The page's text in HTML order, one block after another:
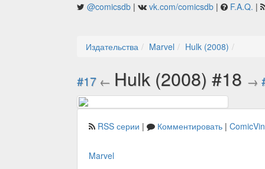
@comicsdb | vk.com/comicsdb | F.A.Q. |
Издательства Marvel Hulk (2008)
#17 ← Hulk (2008) #18 →
RSS серии | Комментировать |
Marvel